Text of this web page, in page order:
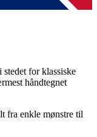
for klassiske
håndtegnet
fra enkle mønstre til